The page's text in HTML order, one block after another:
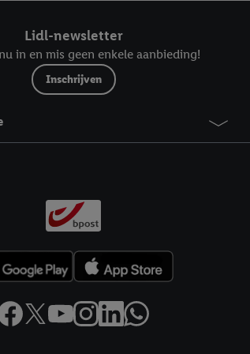
Lidl-newsletter
in en mis geen enkele aanbieding!
Inschrijven